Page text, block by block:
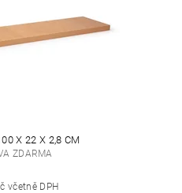
X 22 X 2,8 CM
ZDARMA
včetně DPH